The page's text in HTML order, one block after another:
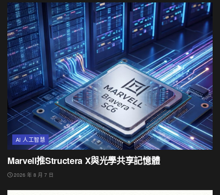
AI 人工智慧
Marvell推Structera X與光學共享記憶體
2026 年 8 月 7 日